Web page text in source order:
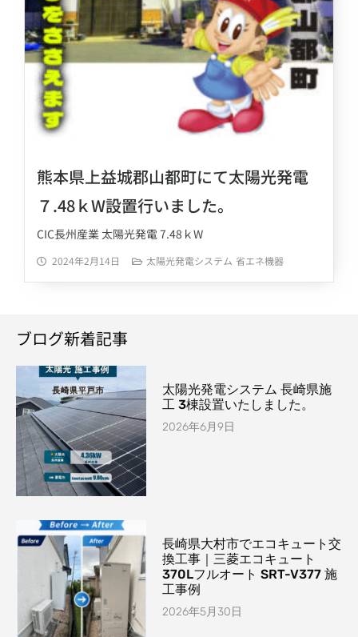
熊本県上益城郡山都町にて太陽光発電
７.48ｋW設置行いました。
CIC長州産業 太陽光発電 7.48ｋW
2024年2月14日 太陽光発電システム 省エネ機器
ブログ新着記事
太陽光発電システム 長崎県施
工 3棟設置いたしました。
2026年6月9日
長崎県大村市でエコキュート交
換工事｜三菱エコキュート
370Lフルオート SRT-V377 施
工事例
2026年5月30日